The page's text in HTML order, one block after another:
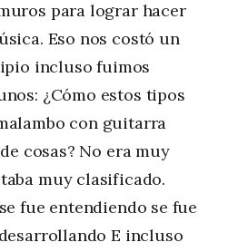
para lograr hacer
Eso nos costó un
incluso fuimos
¿Cómo estos tipos
con guitarra
cosas? No era muy
muy clasificado.
fue entendiendo se fue
E incluso